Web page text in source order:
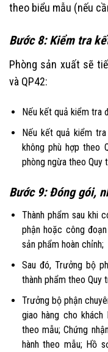
theo biểu mẫu (nếu
Bước 8: Kiểm tra
Phòng sản xuất sẽ
và QP42:
Nếu kết quả kiểm tra
Nếu kết quả kiểm
không phù hợp theo
phòng ngừa theo Quy
Bước 9: Đóng gói,
Thành phẩm sau khi
phận hoặc công
sản phẩm hoàn chỉnh;
Sau đó, Trưởng bộ
thành phẩm theo Quy
Trưởng bộ phận
giao hàng cho
theo mẫu; Chứng
hành theo mẫu; Hồ